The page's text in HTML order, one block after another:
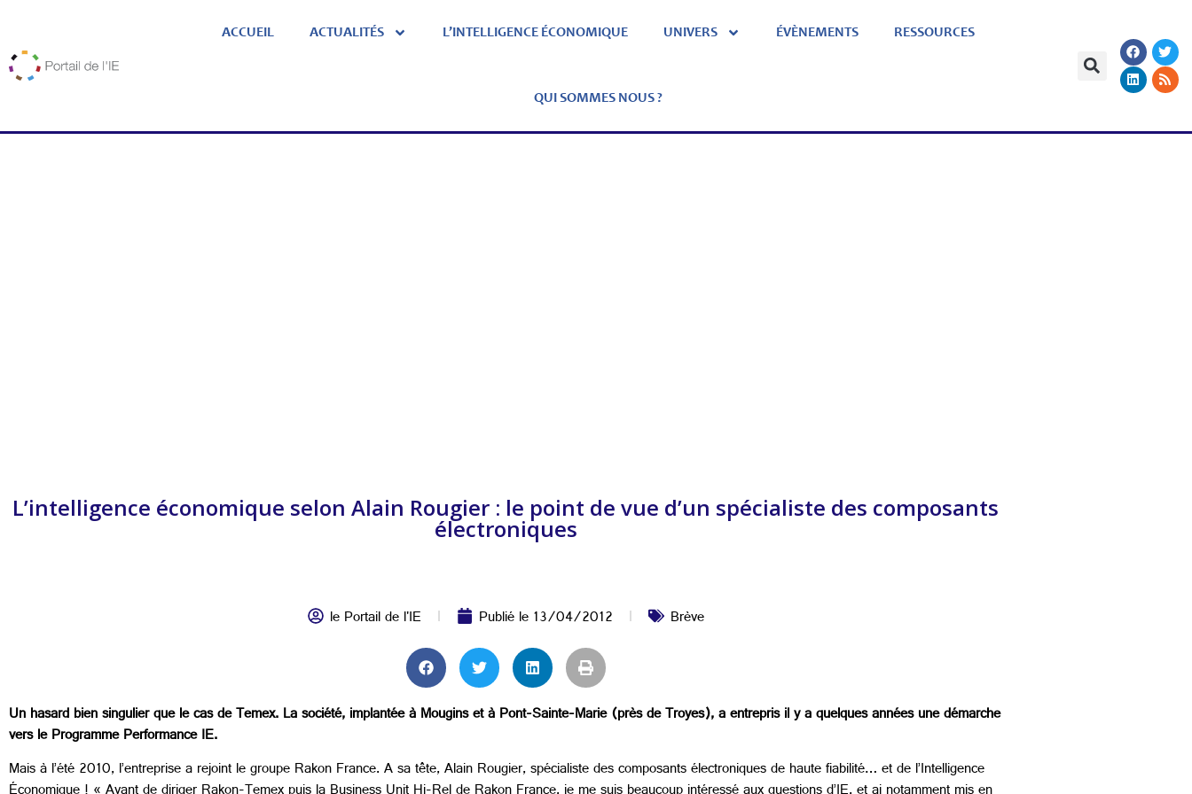
ACCUEIL ACTUALITÉS L’INTELLIGENCE ÉCONOMIQUE UNIVERS ÉVÈNEMENTS RESSOURCES
QUI SOMMES NOUS ?
L’intelligence économique selon Alain Rougier : le point de vue d’un spécialiste des composants
électroniques
le Portail de l'IE Publié le13/04/2012 Brève
Un hasard bien singulier que le cas de Temex. La société, implantée à Mougins et à Pont-Sainte-Marie (près de Troyes), a entrepris il y a quelques années une démarche
vers le Programme Performance IE.
Mais à l’été 2010, l’entreprise a rejoint le groupe Rakon France. A sa tête, Alain Rougier, spécialiste des composants électroniques de haute fiabilité… et de l’Intelligence